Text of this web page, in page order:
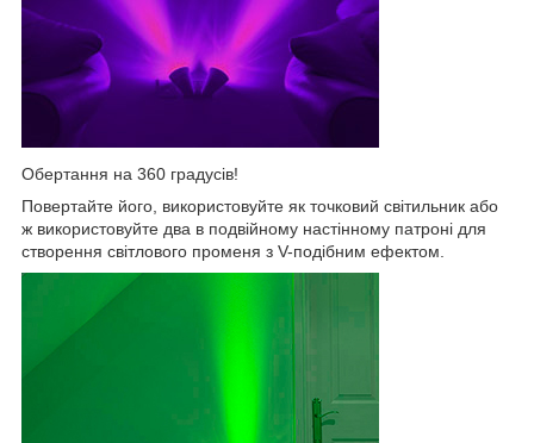
Обертання на 360 градусів!
Повертайте його, використовуйте як точковий світильник або
ж використовуйте два в подвійному настінному патроні для
створення світлового променя з V-подібним ефектом.